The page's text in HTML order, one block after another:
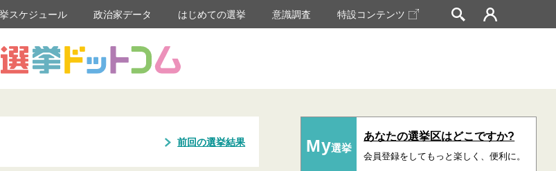
スケジュール 政治家データ はじめての選挙 意識調査 特設コンテンツ
前回の選挙結果 My選挙
あなたの選挙区はどこですか?
会員登録をしてもっと楽しく、便利に。